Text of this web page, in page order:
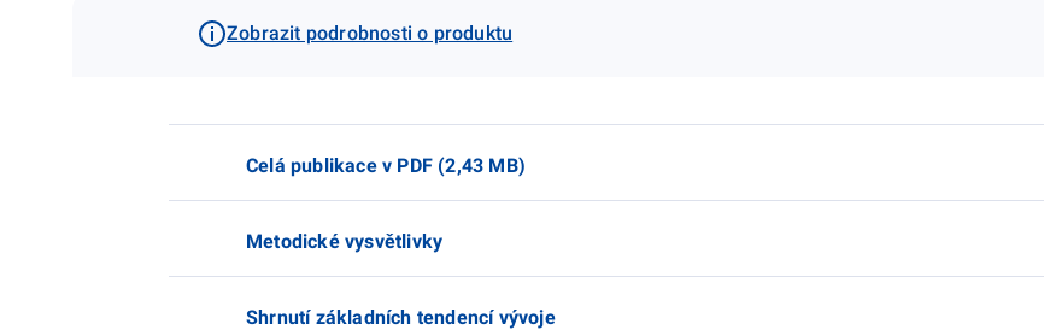
Zobrazit podrobnosti o produktu
Celá publikace v PDF (2,43 MB)
Metodické vysvětlivky
Shrnutí základních tendencí vývoje